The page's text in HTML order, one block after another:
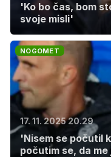
'Ko bo čas, bom
svoje misli'
NOGOMET
17. 11. 2025 20.29
'Nisem se počutil
počutim se, da